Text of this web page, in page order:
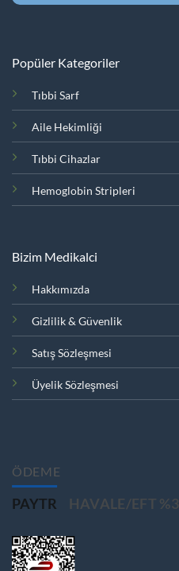
Popüler Kategoriler
Tıbbi Sarf
Aile Hekimliği
Tıbbi Cihazlar
Hemoglobin Stripleri
Bizim Medikalci
Hakkımızda
Gizlilik & Güvenlik
Satış Sözleşmesi
Üyelik Sözleşmesi
ÖDEME
PAYTR HAVALE/EFT %3